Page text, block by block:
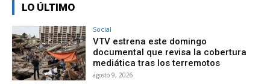
LO ÚLTIMO
Social
VTV estrena este domingo
documental que revisa la cobertura
mediática tras los terremotos
agosto 9, 2026